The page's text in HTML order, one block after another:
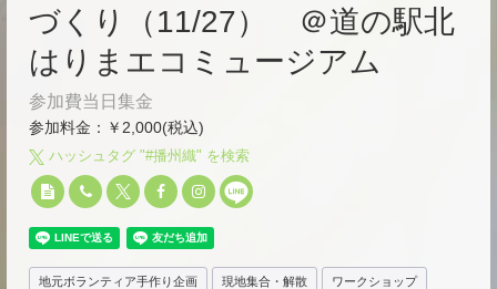
づくり（11/27） ＠道の駅北
はりまエコミュージアム
参加費当日集金
参加料金：￥2,000(税込)
ハッシュタグ "#播州織" を検索
地元ボランティア手作り企画 現地集合・解散 ワークショップ